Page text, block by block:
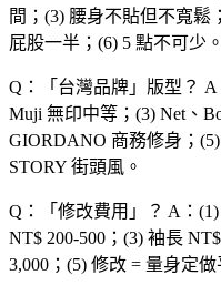
間；(3) 腰身不貼但不寬鬆
屁股一半；(6) 5 點不可少。
Q：「 台灣品牌 」版型？ A
Muji 無印中等；(3) Net、
GIORDANO 商務修身；(5)
STORY 街頭風。
Q：「 修改費用 」？ A：
NT$ 200-500；(3) 袖長
3,000；(5) 修改 = 量身定